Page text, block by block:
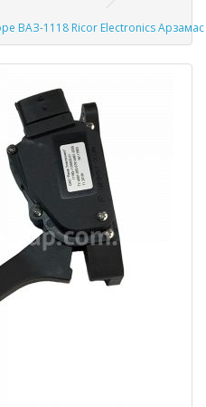
ВАЗ-1118 Ricor Electronics Арзамас